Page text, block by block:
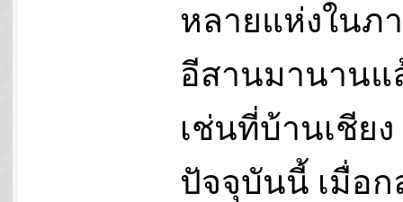
หลายแห่งในภ
อีสานมานานแ
เช่นที่บ้านเชีย
ปัจจุบันนี้ เมื่อก